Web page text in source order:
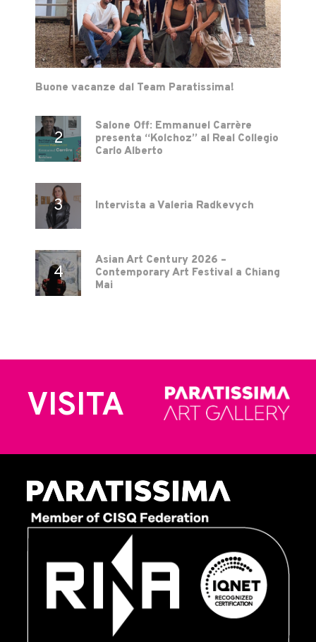
Buone vacanze dal Team Paratissima!
Salone Off: Emmanuel Carrère
presenta “Kolchoz” al Real Collegio
Carlo Alberto
Intervista a Valeria Radkevych
Asian Art Century 2026 –
Contemporary Art Festival a Chiang
Mai
VISITA